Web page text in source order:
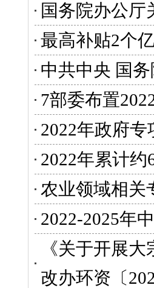
国务院办公厅
最高补贴2个
中共中央 国
7部委布置
2022年政府
2022年累计
农业领域相关
2022-2025年
《关于开展
改办环资〔